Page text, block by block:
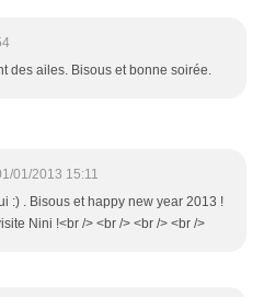
des ailes. Bisous et bonne soirée.
01/2013 15:11
:) . Bisous et happy new year 2013 !
Nini !<br /> <br /> <br /> <br />